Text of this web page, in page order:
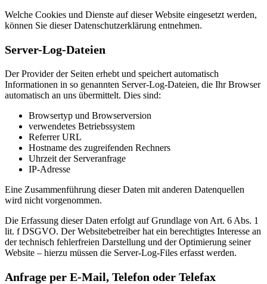
Welche Cookies und Dienste auf dieser Website eingesetzt werden,
können Sie dieser Datenschutzerklärung entnehmen.
Server-Log-Dateien
Der Provider der Seiten erhebt und speichert automatisch
Informationen in so genannten Server-Log-Dateien, die Ihr Browser
automatisch an uns übermittelt. Dies sind:
Browsertyp und Browserversion
verwendetes Betriebssystem
Referrer URL
Hostname des zugreifenden Rechners
Uhrzeit der Serveranfrage
IP-Adresse
Eine Zusammenführung dieser Daten mit anderen Datenquellen
wird nicht vorgenommen.
Die Erfassung dieser Daten erfolgt auf Grundlage von Art. 6 Abs. 1
lit. f DSGVO. Der Websitebetreiber hat ein berechtigtes Interesse an
der technisch fehlerfreien Darstellung und der Optimierung seiner
Website – hierzu müssen die Server-Log-Files erfasst werden.
Anfrage per E-Mail, Telefon oder Telefax